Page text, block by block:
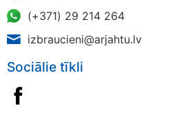
(+371) 29 214 264
izbraucieni@arjahtu.lv
Sociālie tīkli